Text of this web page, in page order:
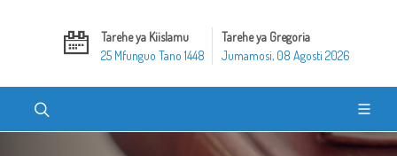
Tarehe ya Kiislamu
25 Mfunguo Tano 1448
Tarehe ya Gregoria
Jumamosi, 08 Agosti 2026